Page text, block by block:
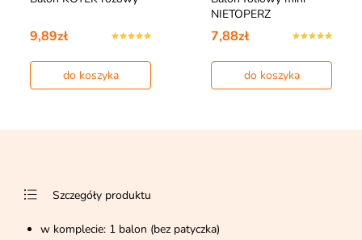
9,89zł
do koszyka
NIETOPERZ
7,88zł
do koszyka
Szczegóły produktu
w komplecie: 1 balon (bez patyczka)